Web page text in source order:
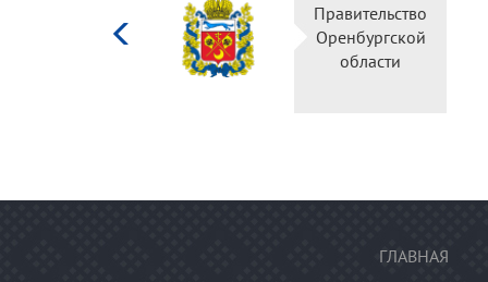
культуры
Российской
Правительство
Оренбургской
области
ГЛАВНАЯ